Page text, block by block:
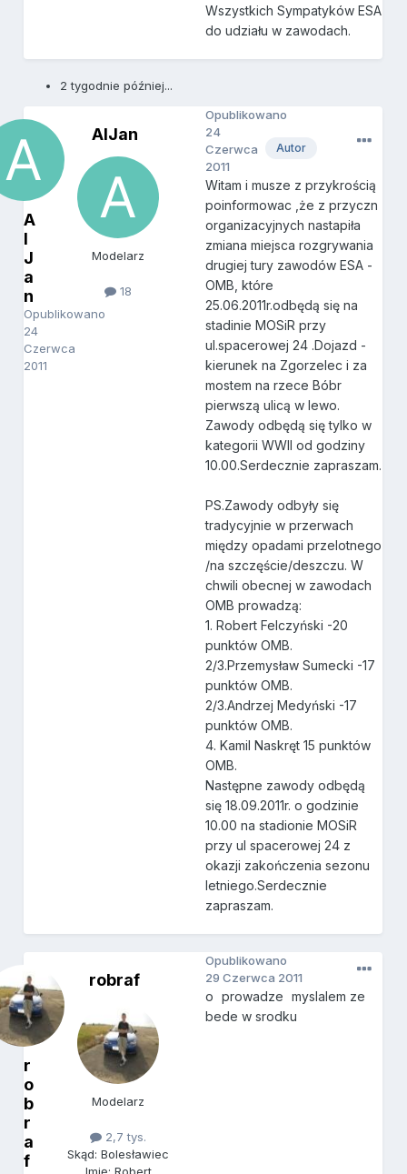
Wszystkich Sympatyków ESA
do udziału w zawodach.
2 tygodnie później...
A
l
J
a
n
Opublikowano
24
Czerwca
2011
AlJan
Modelarz
18
Autor
Opublikowano
24
Czerwca
2011
Witam i musze z przykrością
poinformowac ,że z przyczn
organizacyjnych nastapiła
zmiana miejsca rozgrywania
drugiej tury zawodów ESA -
OMB, które
25.06.2011r.odbędą się na
stadinie MOSiR przy
ul.spacerowej 24 .Dojazd -
kierunek na Zgorzelec i za
mostem na rzece Bóbr
pierwszą ulicą w lewo.
Zawody odbędą się tylko w
kategorii WWII od godziny
10.00.Serdecznie zapraszam.
PS.Zawody odbyły się
tradycyjnie w przerwach
między opadami przelotnego
/na szczęście/deszczu. W
chwili obecnej w zawodach
OMB prowadzą:
1. Robert Felczyński -20
punktów OMB.
2/3.Przemysław Sumecki -17
punktów OMB.
2/3.Andrzej Medyński -17
punktów OMB.
4. Kamil Naskręt 15 punktów
OMB.
Następne zawody odbędą
się 18.09.2011r. o godzinie
10.00 na stadionie MOSiR
przy ul spacerowej 24 z
okazji zakończenia sezonu
letniego.Serdecznie
zapraszam.
r
o
b
r
a
f
robraf
Modelarz
2,7 tys.
Skąd: Bolesławiec
Opublikowano
29 Czerwca 2011
o prowadze myslalem ze
bede w srodku